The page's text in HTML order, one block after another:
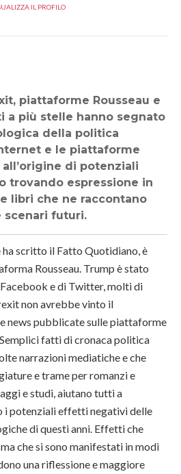
IL PROFILO
a più stelle hanno segnato
della politica
e le piattaforme
di potenziali
trovando espressione in
libri che ne raccontano
scenari futuri.
ha scritto il Fatto Quotidiano, è
Rousseau. Trump è stato
e di Twitter, molti di
non avrebbe vinto il
news pubblicate sulle piattaforme
fatti di cronaca politica
narrazioni mediatiche e che
e trame per romanzi e
e studi, aiutano tutti a
i potenziali effetti negativi delle
di questi anni. Effetti che
che si sono manifestati in modi
una riflessione e maggiore